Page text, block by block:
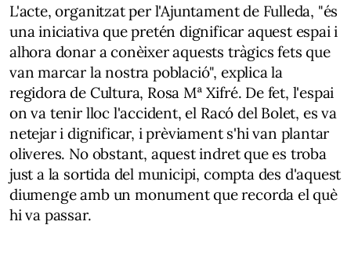
L'acte, organitzat per l'Ajuntament de Fulleda, "és
una iniciativa que pretén dignificar aquest espai i
alhora donar a conèixer aquests tràgics fets que
van marcar la nostra població", explica la
regidora de Cultura, Rosa Mª Xifré. De fet, l'espai
on va tenir lloc l'accident, el Racó del Bolet, es va
netejar i dignificar, i prèviament s'hi van plantar
oliveres. No obstant, aquest indret que es troba
just a la sortida del municipi, compta des d'aquest
diumenge amb un monument que recorda el què
hi va passar.